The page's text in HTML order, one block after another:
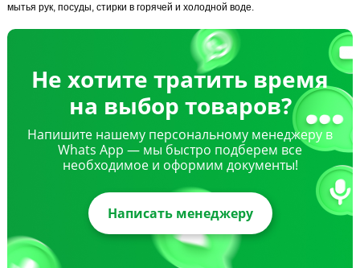
мытья рук, посуды, стирки в горячей и холодной воде.
Не хотите тратить время
на выбор товаров?
Напишите нашему персональному менеджеру в
Whats App — мы быстро подберем все
необходимое и оформим документы!
Написать менеджеру